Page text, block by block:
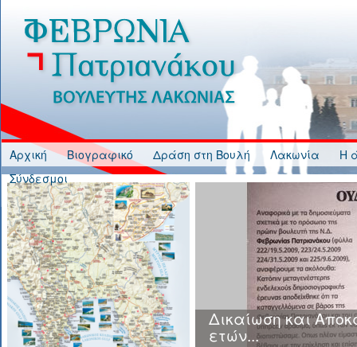
Αρχική Βιογραφικό Δράση στη Βουλή Λακωνία
Η
Σύνδεσμοι
Κυβερνητική
και Αδιαφορία